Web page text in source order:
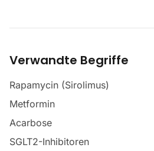
Verwandte Begriffe
Rapamycin (Sirolimus)
Metformin
Acarbose
SGLT2-Inhibitoren